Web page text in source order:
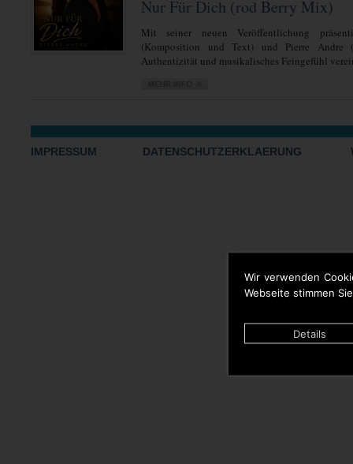
Wir verwenden
Webseite stimmen
Details
Nur Für Dich (rod Berry Mix)
Mit seiner neuen Veröffentlichung
(Komposition und Text) und Pierre Andre
Authentizität und musikalisches Feingefühl
IMPRESSUM DATENSCHUTZERKLAERUNG